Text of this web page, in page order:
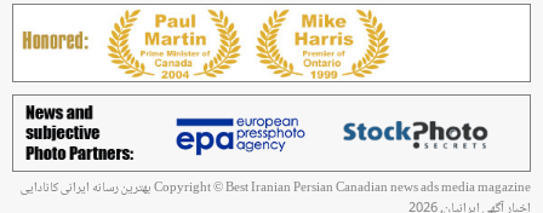
Copyright © Best Iranian Persian Canadian news ads media magazine بهترین رسانه ایرانی کانادایی